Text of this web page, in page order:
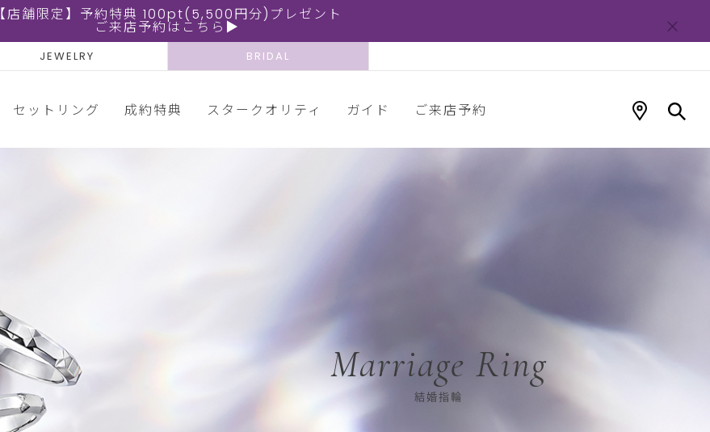
【店舗限定】予約特典 100pt(5,500円分)プレゼント
ご来店予約はこちら▶
JEWELRY BRIDAL
セットリング 成約特典 スタークオリティ ガイド ご来店予約
Marriage Ring
結婚指輪